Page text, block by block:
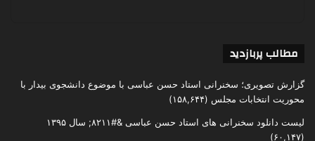
مطالب پربازدید
گزارش تصویری؛ سخنرانی استاد حسن عباسی با موضوع دانشجوی بیدار با
محوریت انتخابات مجلس (۱۵۸,۶۴۴)
لیست دانلود سخنرانی های استاد حسن عباسی &#۸۲۱۱; سال ۱۳۹۵
(۶۰,۱۴۷)